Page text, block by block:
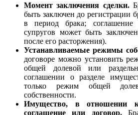
Момент заключения сделки.
быть заключен до регистрации
в период брака; соглашение
супругов может быть
после его расторжения).
Устанавливаемые режимы
договоре можно установить
общей долевой или
соглашении о разделе
только режим общей
собственности.
Имущество, в отношении
соглашение или договор.